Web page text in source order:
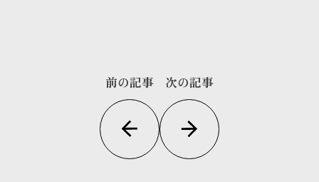
前の記事 次の記事